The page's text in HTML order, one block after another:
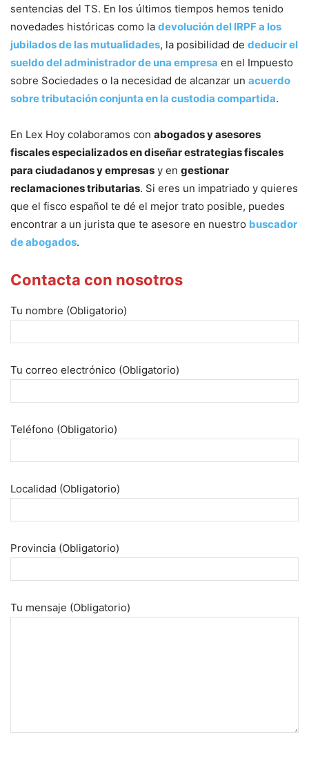
sentencias del TS. En los últimos tiempos hemos tenido
novedades históricas como la devolución del IRPF a los
jubilados de las mutualidades, la posibilidad de deducir el
sueldo del administrador de una empresa en el Impuesto
sobre Sociedades o la necesidad de alcanzar un acuerdo
sobre tributación conjunta en la custodia compartida.
En Lex Hoy colaboramos con abogados y asesores
fiscales especializados en diseñar estrategias fiscales
para ciudadanos y empresas y en gestionar
reclamaciones tributarias. Si eres un impatriado y quieres
que el fisco español te dé el mejor trato posible, puedes
encontrar a un jurista que te asesore en nuestro buscador
de abogados.
Contacta con nosotros
Tu nombre (Obligatorio)
Tu correo electrónico (Obligatorio)
Teléfono (Obligatorio)
Localidad (Obligatorio)
Provincia (Obligatorio)
Tu mensaje (Obligatorio)